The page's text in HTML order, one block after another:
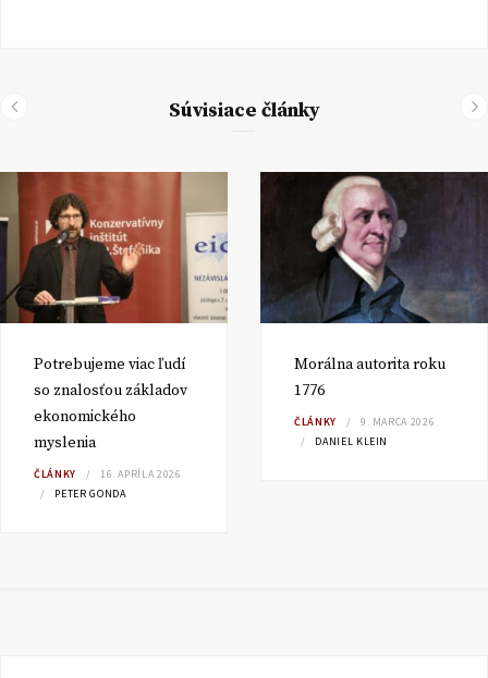
Súvisiace články
Potrebujeme viac ľudí
so znalosťou základov
ekonomického
myslenia
ČLÁNKY
16. APRÍLA 2026
PETER GONDA
Morálna autorita roku
1776
ČLÁNKY
9. MARCA 2026
DANIEL KLEIN